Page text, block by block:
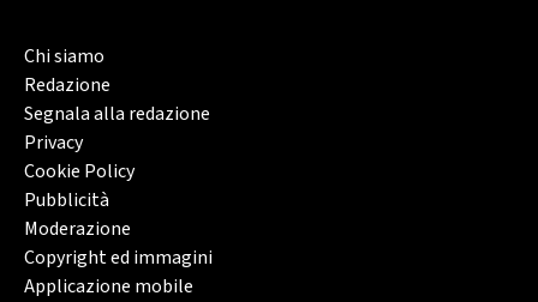
Chi siamo
Redazione
Segnala alla redazione
Privacy
Cookie Policy
Pubblicità
Moderazione
Copyright ed immagini
Applicazione mobile